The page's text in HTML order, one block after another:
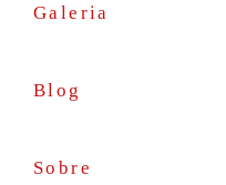
Galeria
Blog
Sobre